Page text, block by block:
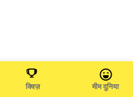
क्विज़ मीम दुनिया